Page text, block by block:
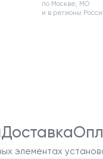
по Москве, МО
и в регионы
Доставка
элементах